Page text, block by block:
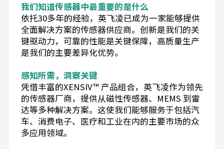
我们知道传感器中最重要的是什么
依托30多年的经验，英飞凌已成为一家能够提供
全面解决方案的传感器供应商。创新是我们的关
键驱动力，可靠的性能是关键保障，高质量生产
是我们的主要差异化优势。
感知所需，洞察关键
凭借丰富的XENSIV™ 产品组合，英飞凌作为领先
的传感器厂商，提供从磁性传感器、MEMS 到雷
达等多种解决方案。这使我们能够服务于包括汽
车、消费电子、医疗和工业在内的主要市场的众
多应用领域。